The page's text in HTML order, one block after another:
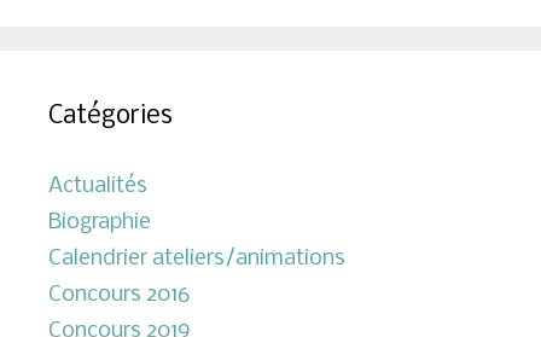
Catégories
Actualités
Biographie
Calendrier ateliers/animations
Concours 2016
Concours 2019